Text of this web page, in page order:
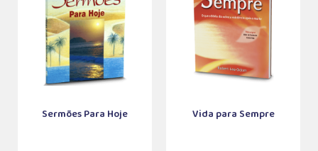
Sermões Para Hoje Vida para Sempre